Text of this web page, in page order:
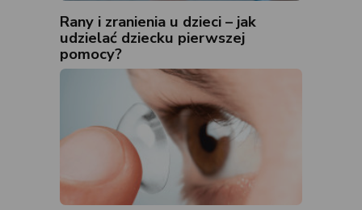
Rany i zranienia u dzieci – jak
udzielać dziecku pierwszej
pomocy?